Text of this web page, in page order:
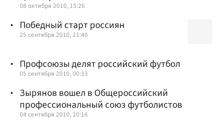
08 октября 2010, 15:26
Победный старт россиян
25 сентября 2010, 21:40
Профсоюзы делят российский футбол
05 сентября 2010, 00:33
Зырянов вошел в Общероссийский
профессиональный союз футболистов
04 сентября 2010, 20:16